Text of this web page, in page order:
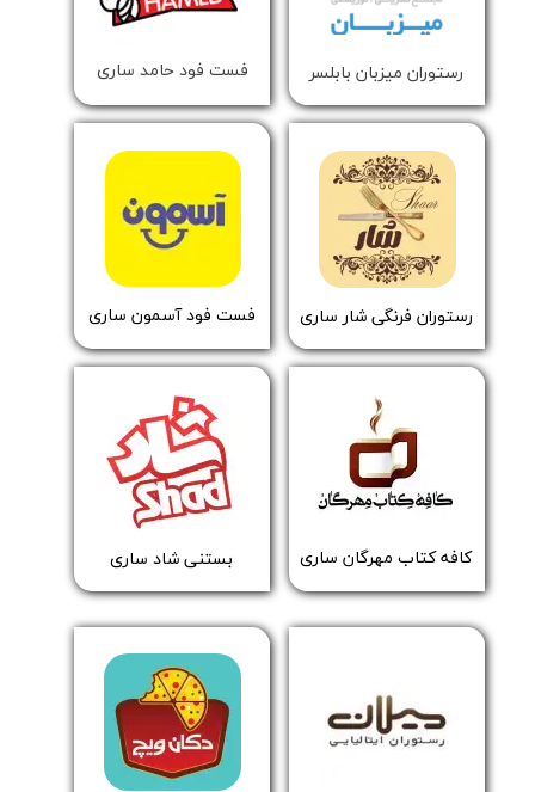
رستوران میزبان بابلسر
​رستوران فرنگی شار ساری ​​فست فود آسمون ساری
​​کافه کتاب مهرگان ساری ​بستنی شاد ساری
فست فود حامد ساری